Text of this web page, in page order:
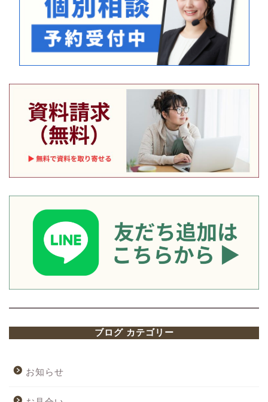
ブログ カテゴリー
お知らせ